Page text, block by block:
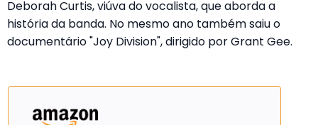
Deborah Curtis, viúva do vocalista, que aborda a
história da banda. No mesmo ano também saiu o
documentário "Joy Division", dirigido por Grant Gee.